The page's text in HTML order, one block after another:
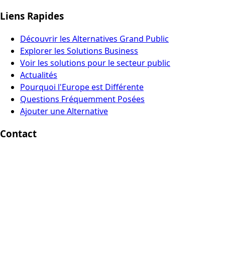
Liens Rapides
Découvrir les Alternatives Grand Public
Explorer les Solutions Business
Voir les solutions pour le secteur public
Actualités
Pourquoi l'Europe est Différente
Questions Fréquemment Posées
Ajouter une Alternative
Contact